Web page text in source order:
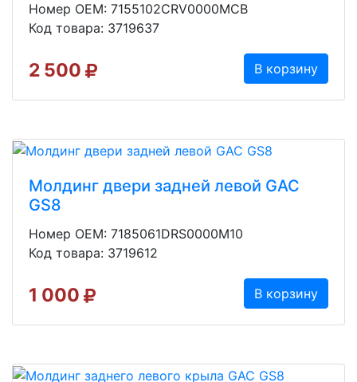
Номер OEM: 7155102CRV0000MCB
Код товара: 3719637
2 500 В корзину
Молдинг двери задней левой GAC
GS8
Номер OEM: 7185061DRS0000M10
Код товара: 3719612
1 000 В корзину